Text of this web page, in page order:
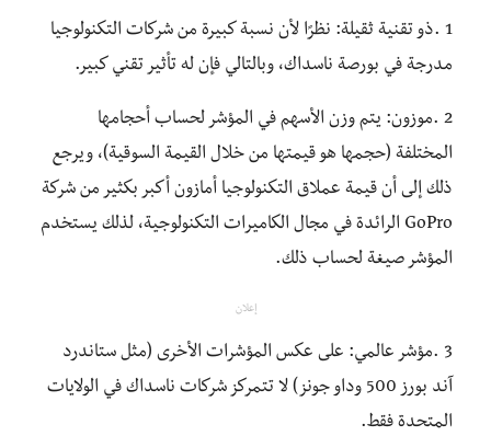
1 .ذو تقنية ثقيلة: نظرًا لأن نسبة كبيرة من شركات التكنولوجيا
مدرجة في بورصة ناسداك، وبالتالي فإن له تأثير تقني كبير.
2 .موزون: يتم وزن الأسهم في المؤشر لحساب أحجامها
المختلفة (حجمها هو قيمتها من خلال القيمة السوقية)، ويرجع
ذلك إلى أن قيمة عملاق التكنولوجيا أمازون أكبر بكثير من شركة
GoPro الرائدة في مجال الكاميرات التكنولوجية، لذلك يستخدم
المؤشر صيغة لحساب ذلك.
إعلان
3 .مؤشر عالمي: على عكس المؤشرات الأخرى (مثل ستاندرد
آند بورز 500 وداو جونز) لا تتمركز شركات ناسداك في الولايات
المتحدة فقط.